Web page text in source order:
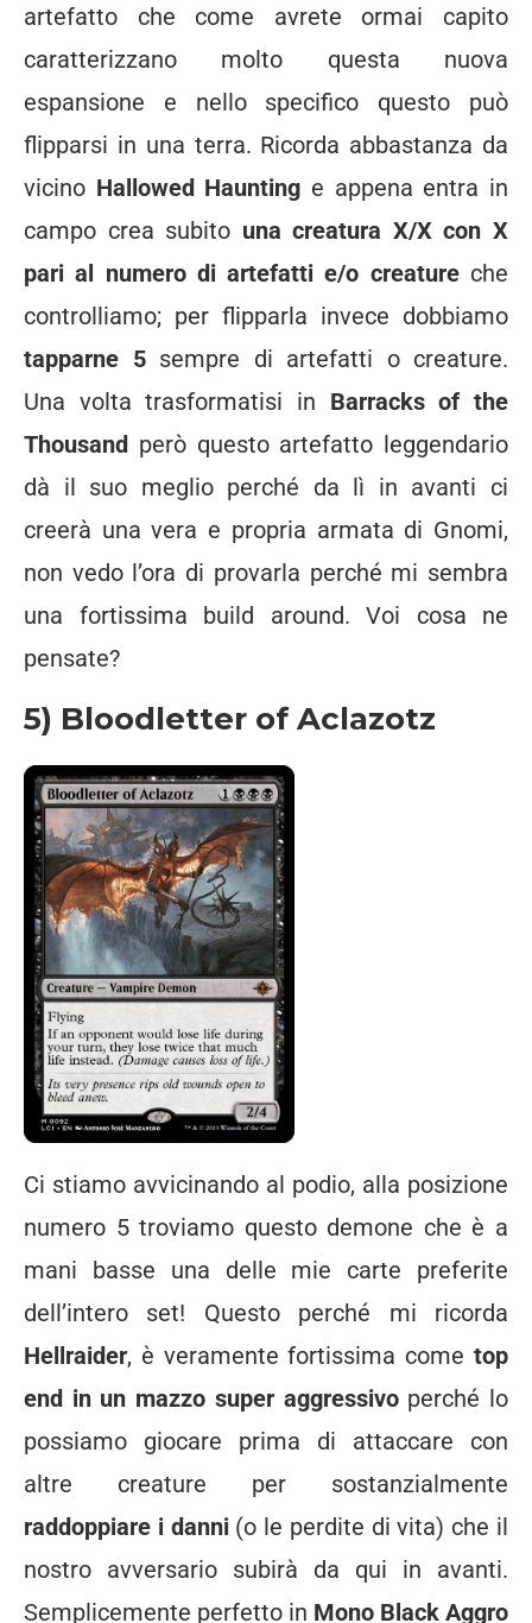
artefatto che come avrete ormai capito
caratterizzano molto questa nuova
espansione e nello specifico questo può
flipparsi in una terra. Ricorda abbastanza da
vicino Hallowed Haunting e appena entra in
campo crea subito una creatura X/X con X
pari al numero di artefatti e/o creatureche
controlliamo; per flipparla invece dobbiamo
tapparne 5sempre di artefatti o creature.
Una volta trasformatisi in Barracks of the
Thousand però questo artefatto leggendario
dà il suo meglio perché da lì in avanti ci
creerà una vera e propria armata di Gnomi,
non vedo l’ora di provarla perché mi sembra
una fortissima build around. Voi cosa ne
pensate?
5) Bloodletter of Aclazotz
Ci stiamo avvicinando al podio, alla posizione
numero 5 troviamo questo demone che è a
mani basse una delle mie carte preferite
dell’intero set! Questo perché mi ricorda
Hellraider, è veramente fortissima come top
end in un mazzo super aggressivoperché lo
possiamo giocare prima di attaccare con
altre creature per sostanzialmente
raddoppiare i danni(o le perdite di vita) che il
nostro avversario subirà da qui in avanti.
Semplicemente perfetto in Mono Black Aggro